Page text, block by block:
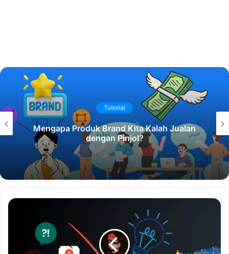
TERBARU
Cara Menyiasati Sewa Ruko Mahal
Pengusaha Kuliner